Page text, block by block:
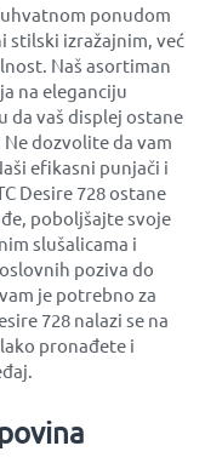
ponudom
stilski izražajnim, već
Naš asortiman
na eleganciju
da vaš displej ostane
dozvolite da vam
efikasni punjači i
Desire 728 ostane
poboljšajte svoje
slušalicama i
poziva do
je potrebno za
728 nalazi se na
pronađete i